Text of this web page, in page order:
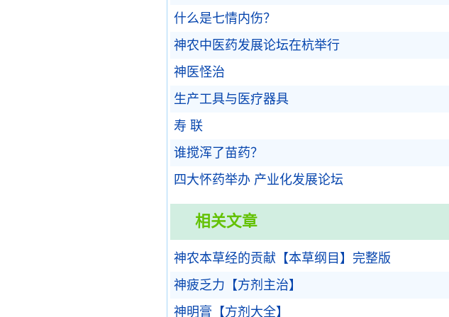
什么是七情内伤？
神农中医药发展论坛在杭举行
神医怪治
生产工具与医疗器具
寿 联
谁搅浑了苗药？
四大怀药举办 产业化发展论坛
相关文章
神农本草经的贡献【本草纲目】完整版
神疲乏力【方剂主治】
神明膏【方剂大全】